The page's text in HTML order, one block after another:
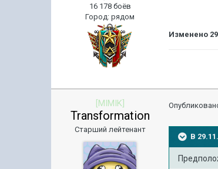
16 178 боёв
Город:рядом
Изменено
[MIMIK]
Transformation
Старший лейтенант
В